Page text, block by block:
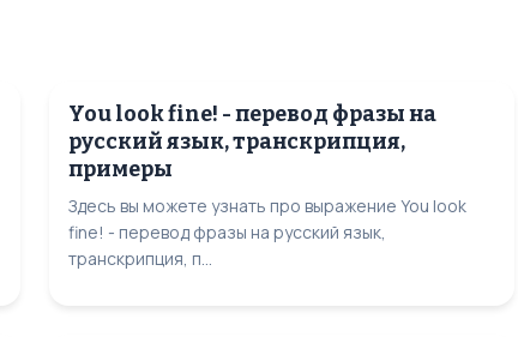
You look fine! - перевод фразы на
русский язык, транскрипция,
примеры
Здесь вы можете узнать про выражение You look
fine! - перевод фразы на русский язык,
транскрипция, п...